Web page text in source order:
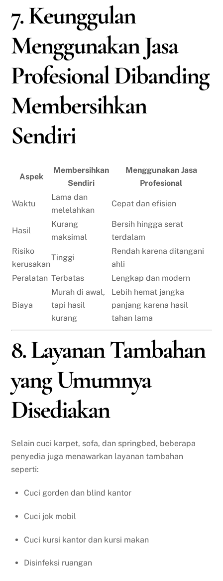
7. Keunggulan
Menggunakan Jasa
Profesional Dibanding
Membersihkan
Sendiri
Aspek
Membersihkan
Sendiri
Menggunakan Jasa
Profesional
Waktu
Lama dan
melelahkan
Cepat dan efisien
Hasil
Kurang
maksimal
Bersih hingga serat
terdalam
Risiko
kerusakan
Tinggi
Rendah karena ditangani
ahli
Peralatan Terbatas Lengkap dan modern
Biaya
Murah di awal,
tapi hasil
kurang
Lebih hemat jangka
panjang karena hasil
tahan lama
8. Layanan Tambahan
yang Umumnya
Disediakan
Selain cuci karpet, sofa, dan springbed, beberapa
penyedia juga menawarkan layanan tambahan
seperti:
Cuci gorden dan blind kantor
Cuci jok mobil
Cuci kursi kantor dan kursi makan
Disinfeksi ruangan